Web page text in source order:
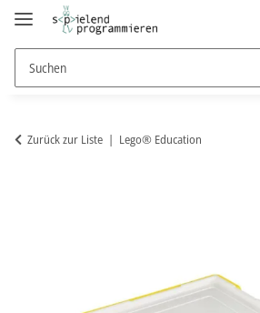
Zurück zur Liste Lego® Education